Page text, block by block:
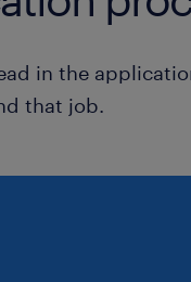
in the
that job.